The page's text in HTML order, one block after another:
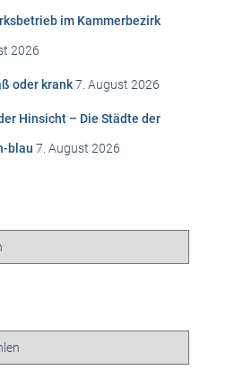
im Kammerbezirk
2026
oder krank7. August 2026
Hinsicht – Die Städte der
blau 7. August 2026